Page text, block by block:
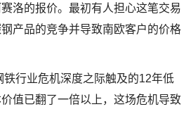
洛的报价。最初有人担心这笔交易
产品的竞争并导致南欧客户的价格
铁行业危机深度之际触及的12年低
值已翻了一倍以上，这场危机导致